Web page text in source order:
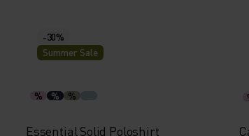
-30%
Summer Sale
% % %
Essential Solid Poloshirt